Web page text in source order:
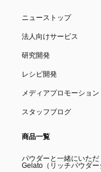
ニューストップ
法人向けサービス
研究開発
レシピ開発
メディアプロモーション
スタッフブログ
商品一覧
パウダーと一緒にいた
Gelato（リッチパウダー